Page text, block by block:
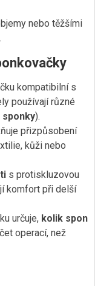
nebo těžšími
kompatibilní s
používají různé
sponky).
přizpůsobení
kůži nebo
s protiskluzovou
komfort při delší
určuje, kolik spon
operací, než